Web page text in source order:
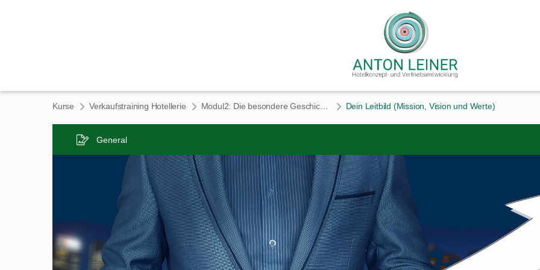
Kurse Verkaufstraining Hotellerie Modul2: Die besondere Geschichte Dein Leitbild (Mission, Vision und Werte)
General